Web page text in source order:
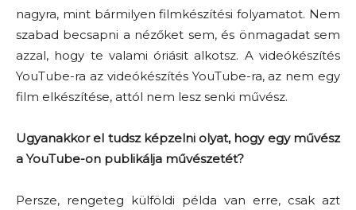
nagyra, mint bármilyen filmkészítési folyamatot. Nem
szabad becsapni a nézőket sem, és önmagadat sem
azzal, hogy te valami óriásit alkotsz. A videókészítés
YouTube-ra az videókészítés YouTube-ra, az nem egy
film elkészítése, attól nem lesz senki művész.
Ugyanakkor el tudsz képzelni olyat, hogy egy művész
a YouTube-on publikálja művészetét?
Persze, rengeteg külföldi példa van erre, csak azt